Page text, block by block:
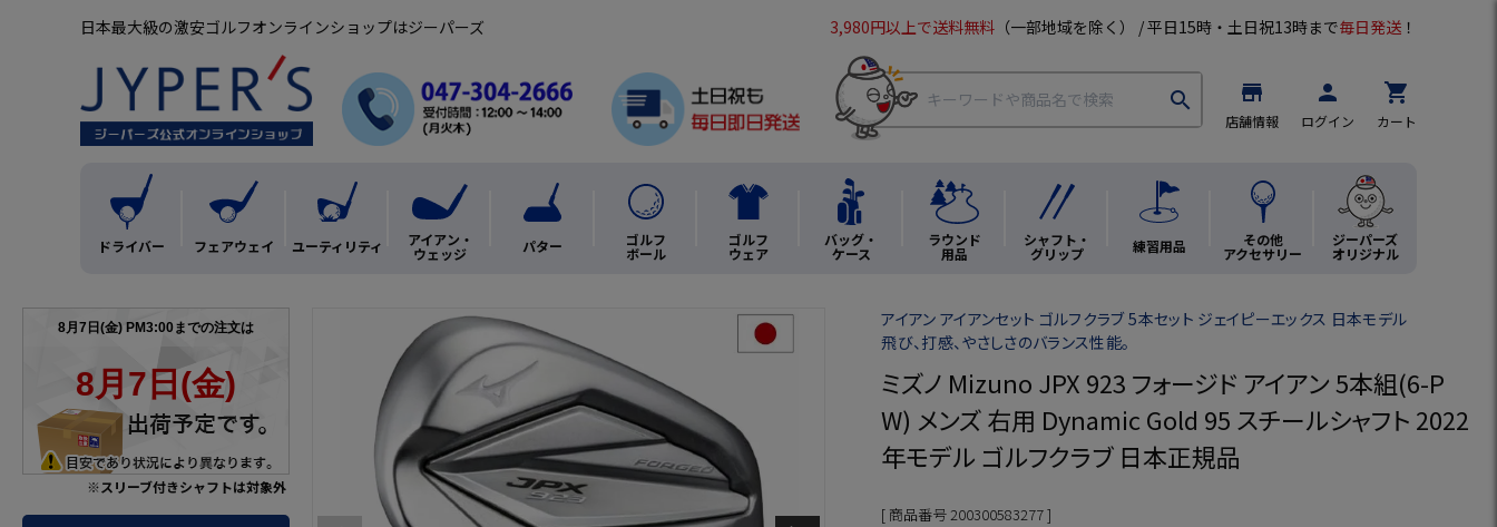
日本最大級の激安ゴルフオンラインショップはジーパーズ 3,980円以上で送料無料 （一部地域を除く） / 平日15時・土日祝13時まで毎日発送 ！
search store
店舗情報
person
ログイン
shopping_cart
カート
ドライバー フェアウェイ ユーティリティ アイアン・
ウェッジ パター ゴルフ
ボール
ゴルフ
ウェア
バッグ・
ケース
ラウンド
用品
シャフト・
グリップ 練習用品 その他
アクセサリー
ジーパーズ
オリジナル
※スリーブ付きシャフトは対象外
アイアン アイアンセット ゴルフクラブ 5本セット ジェイピーエックス 日本モデル
飛び、打感、やさしさのバランス性能。
ミズノ Mizuno JPX 923 フォージド アイアン 5本組(6-P
W) メンズ 右用 Dynamic Gold 95 スチールシャフト 2022
年モデル ゴルフクラブ 日本正規品
商品番号200300583277